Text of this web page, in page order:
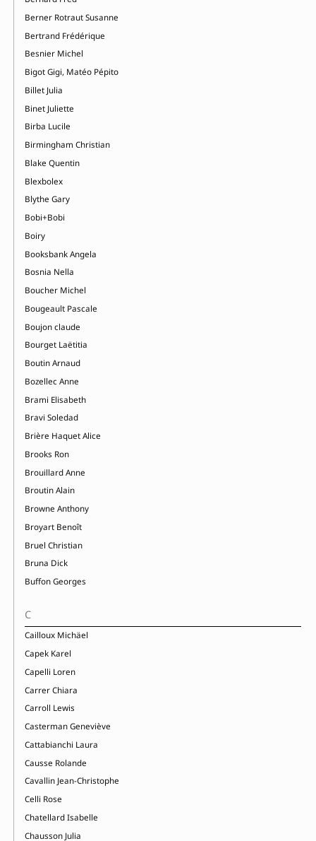
Berner Rotraut Susanne
Bertrand Frédérique
Besnier Michel
Bigot Gigi, Matéo Pépito
Billet Julia
Binet Juliette
Birba Lucile
Birmingham Christian
Blake Quentin
Blexbolex
Blythe Gary
Bobi+Bobi
Boiry
Booksbank Angela
Bosnia Nella
Boucher Michel
Bougeault Pascale
Boujon claude
Bourget Laëtitia
Boutin Arnaud
Bozellec Anne
Brami Elisabeth
Bravi Soledad
Brière Haquet Alice
Brooks Ron
Brouillard Anne
Broutin Alain
Browne Anthony
Broyart Benoît
Bruel Christian
Bruna Dick
Buffon Georges
C
Cailloux Michäel
Capek Karel
Capelli Loren
Carrer Chiara
Carroll Lewis
Casterman Geneviève
Cattabianchi Laura
Causse Rolande
Cavallin Jean-Christophe
Celli Rose
Chatellard Isabelle
Chausson Julia